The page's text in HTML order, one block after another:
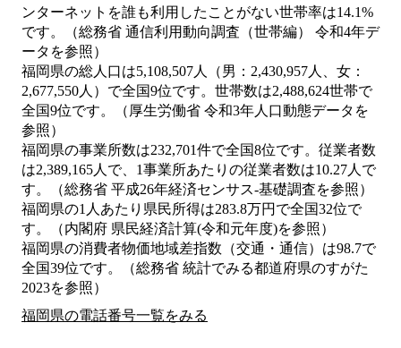
ンターネットを誰も利用したことがない世帯率は14.1%
です。（総務省 通信利用動向調査（世帯編） 令和4年デ
ータを参照）
福岡県の総人口は5,108,507人（男：2,430,957人、女：
2,677,550人）で全国9位です。世帯数は2,488,624世帯で
全国9位です。（厚生労働省 令和3年人口動態データを
参照）
福岡県の事業所数は232,701件で全国8位です。従業者数
は2,389,165人で、1事業所あたりの従業者数は10.27人で
す。（総務省 平成26年経済センサス‐基礎調査を参照）
福岡県の1人あたり県民所得は283.8万円で全国32位で
す。（内閣府 県民経済計算(令和元年度)を参照）
福岡県の消費者物価地域差指数（交通・通信）は98.7で
全国39位です。（総務省 統計でみる都道府県のすがた
2023を参照）
福岡県の電話番号一覧をみる